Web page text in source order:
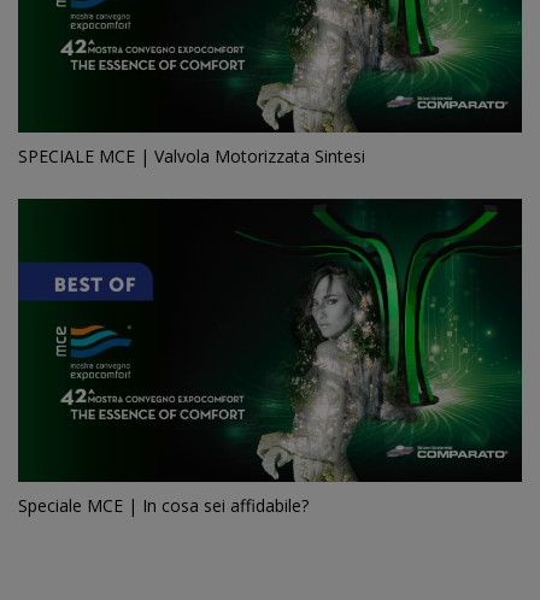
SPECIALE MCE | Valvola Motorizzata Sintesi
Speciale MCE | In cosa sei affidabile?